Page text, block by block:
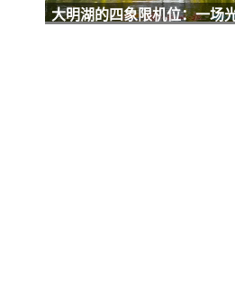
大明湖的四象限机位：一场